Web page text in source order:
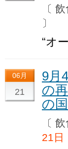
〔
〕
“オ
06月
21
9月
の
の
〔
21日